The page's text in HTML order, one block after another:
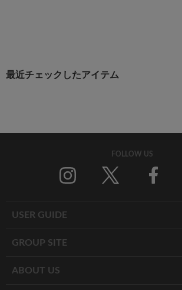
最近チェックしたアイテム
FOLLOW US
USER GUIDE
GROUP SITE
ABOUT US